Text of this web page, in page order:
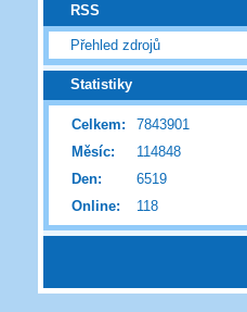
RSS
Přehled zdrojů
Statistiky
Online: 118
Celkem:
7843901
Měsíc:
114848
Den:
6519